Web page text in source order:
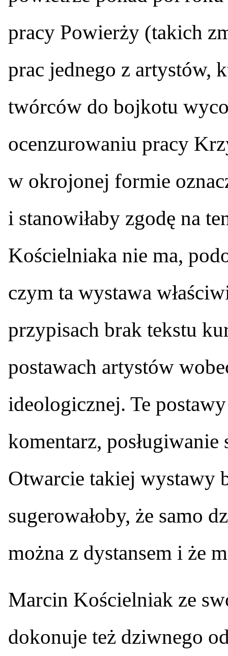
pracy Powierży (takich
prac jednego z artystów,
twórców do bojkotu
ocenzurowaniu pracy
w okrojonej formie
i stanowiłaby zgodę na
Kościelniaka nie ma,
czym ta wystawa
przypisach brak tekstu
postawach artystów
ideologicznej. Te
komentarz, posługiwanie
Otwarcie takiej wystawy
sugerowałoby, że samo
można z dystansem i że
Marcin Kościelniak ze
dokonuje też dziwnego